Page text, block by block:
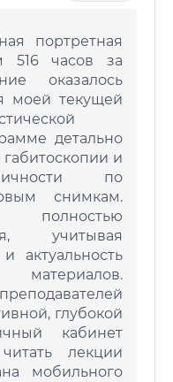
портретная
516 часов за
оказалось
моей текущей
детально
и
по
снимкам.
полностью
учитывая
актуальность
глубокой
кабинет
лекции
мобильного